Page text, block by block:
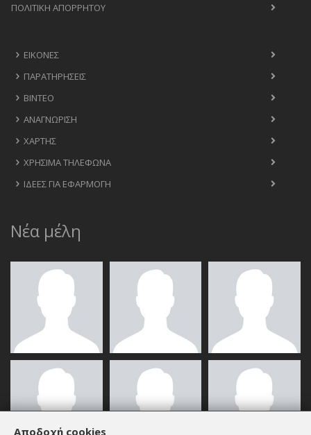
ΠΟΛΙΤΙΚΉ ΑΠΟΡΡΉΤΟΥ
ΕΙΚΌΝΕΣ
ΠΑΡΑΤΗΡΉΣΕΙΣ
ΒΊΝΤΕΟ
ΑΝΑΓΝΏΡΙΣΗ
ΧΆΡΤΗΣ
ΧΡΉΣΙΜΑ ΤΗΛΈΦΩΝΑ
ΙΔΈΕΣ ΓΙΑ ΕΦΑΡΜΟΓΉ
Νέα μέλη
Αποδοχή cookies